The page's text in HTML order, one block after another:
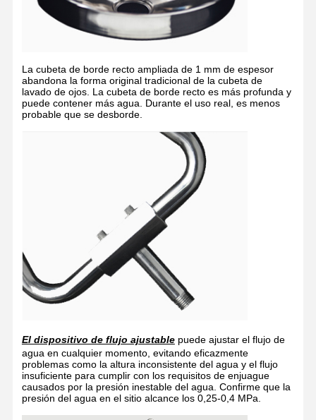
Estación de lavado de ojos cerrada
Enjuague para ojos resistente a la congelación
Enjuague para ojos de emergencia portátil
Enjuague de ojos personalizado
Partes de repuesto para el lavado de ojos
La cubeta de borde recto ampliada de 1 mm de espesor
abandona la forma original tradicional de la cubeta de
lavado de ojos. La cubeta de borde recto es más profunda y
puede contener más agua. Durante el uso real, es menos
probable que se desborde.
El dispositivo de flujo ajustablepuede ajustar el flujo de
agua en cualquier momento, evitando eficazmente
problemas como la altura inconsistente del agua y el flujo
insuficiente para cumplir con los requisitos de enjuague
causados por la presión inestable del agua. Confirme que la
presión del agua en el sitio alcance los 0,25-0,4 MPa.